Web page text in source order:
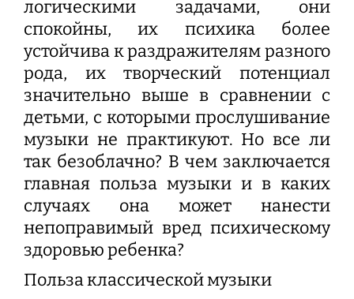
логическими задачами, они
спокойны, их психика более
устойчива к раздражителям разного
рода, их творческий потенциал
значительно выше в сравнении с
детьми, с которыми прослушивание
музыки не практикуют. Но все ли
так безоблачно? В чем заключается
главная польза музыки и в каких
случаях она может нанести
непоправимый вред психическому
здоровью ребенка?
Польза классической музыки